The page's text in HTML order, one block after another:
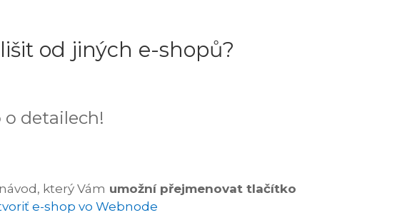
od jiných e-shopů?
o detailech!
který Vám umožní přejmenovat tlačítko